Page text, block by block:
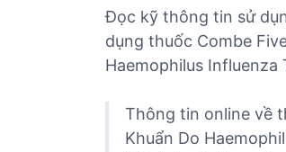
Đọc kỹ thông tin sử
dụng thuốc Combe
Haemophilus Influenza
Thông tin online về
Khuẩn Do